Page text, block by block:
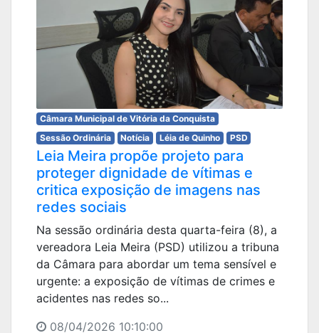
Câmara Municipal de Vitória da Conquista
Sessão Ordinária
Notícia Léia de Quinho PSD
Leia Meira propõe projeto para
proteger dignidade de vítimas e
critica exposição de imagens nas
redes sociais
Na sessão ordinária desta quarta-feira (8), a
vereadora Leia Meira (PSD) utilizou a tribuna
da Câmara para abordar um tema sensível e
urgente: a exposição de vítimas de crimes e
acidentes nas redes so...
08/04/2026 10:10:00